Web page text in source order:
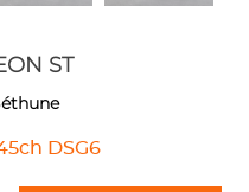
ST
DSG6